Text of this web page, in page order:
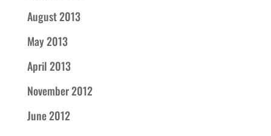
August 2013
May 2013
April 2013
November 2012
June 2012